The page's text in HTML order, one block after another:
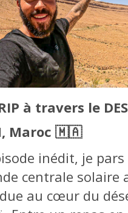
à travers le
Maroc 🇲🇦
inédit, je
centrale solaire
au cœur du